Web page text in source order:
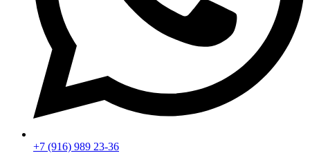
+7 (916) 989 23-36